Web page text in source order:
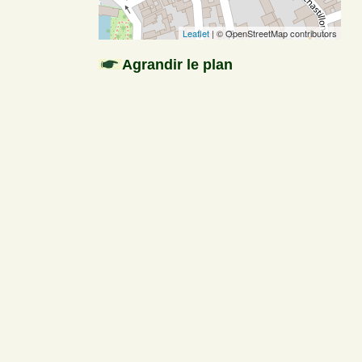
Leaflet | © OpenStreetMap contributors
Agrandir le plan